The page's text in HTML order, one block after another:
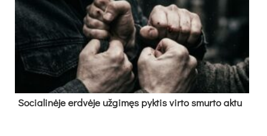
So­cia­li­nė­je erd­vė­je už­gi­męs pyk­tis vir­to smur­to ak­tu